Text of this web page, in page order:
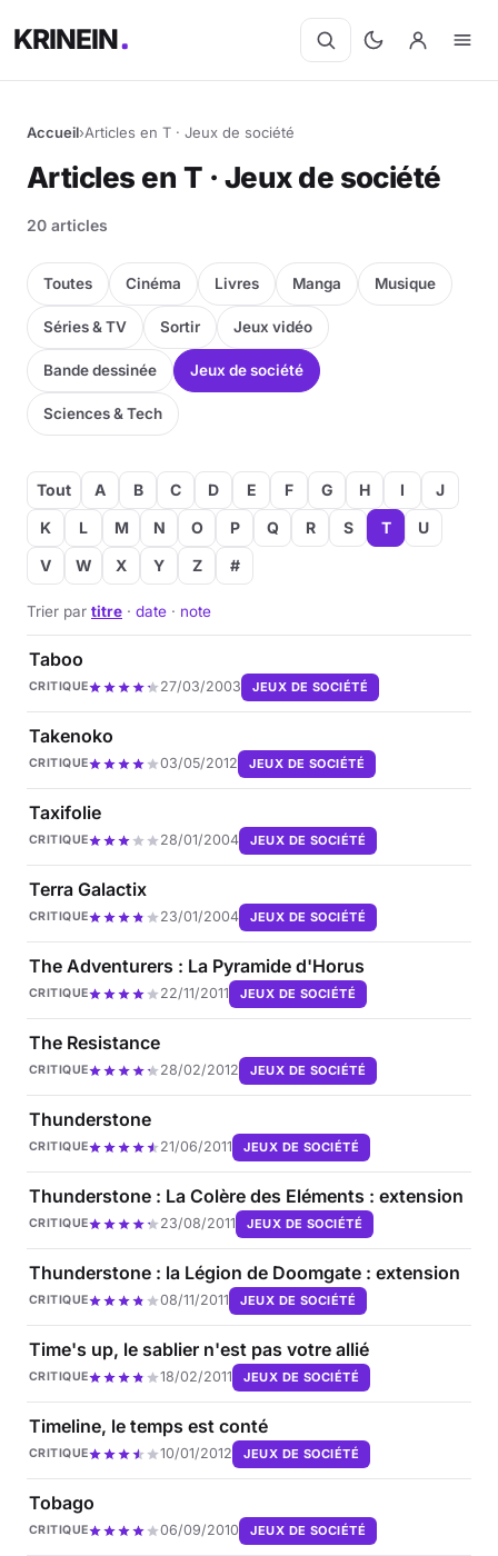
KRINEIN
Accueil›Articles en T · Jeux de société
Articles en T · Jeux de société
20 articles
Toutes Cinéma Livres Manga Musique
Séries & TV Sortir Jeux vidéo
Bande dessinée Jeux de société
Sciences & Tech
Tout A B C D E F G H I
J
K
L M N O P Q R S T
U
V
W X Y Z #
Trier par titre · date · note
Taboo
CRITIQUE 27/03/2003 JEUX DE SOCIÉTÉ
Takenoko
CRITIQUE 03/05/2012 JEUX DE SOCIÉTÉ
Taxifolie
CRITIQUE 28/01/2004 JEUX DE SOCIÉTÉ
Terra Galactix
CRITIQUE 23/01/2004 JEUX DE SOCIÉTÉ
The Adventurers : La Pyramide d'Horus
CRITIQUE 22/11/2011 JEUX DE SOCIÉTÉ
The Resistance
CRITIQUE 28/02/2012 JEUX DE SOCIÉTÉ
Thunderstone
CRITIQUE 21/06/2011 JEUX DE SOCIÉTÉ
Thunderstone : La Colère des Eléments : extension
CRITIQUE 23/08/2011 JEUX DE SOCIÉTÉ
Thunderstone : la Légion de Doomgate : extension
CRITIQUE 08/11/2011 JEUX DE SOCIÉTÉ
Time's up, le sablier n'est pas votre allié
CRITIQUE 18/02/2011 JEUX DE SOCIÉTÉ
Timeline, le temps est conté
CRITIQUE 10/01/2012 JEUX DE SOCIÉTÉ
Tobago
CRITIQUE 06/09/2010 JEUX DE SOCIÉTÉ